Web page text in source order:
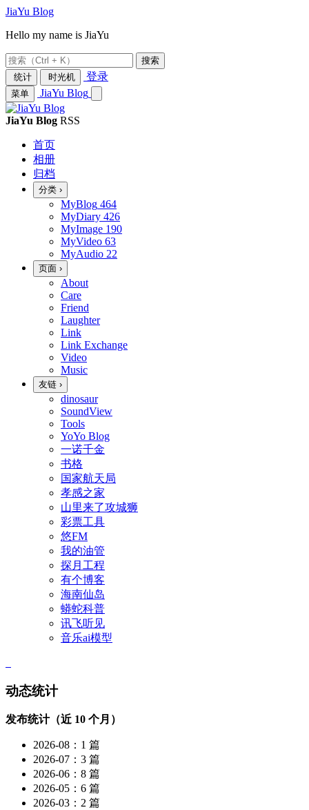
JiaYu Blog
Hello my name is JiaYu
搜索
统计
时光机 登录
菜单 JiaYu Blog
JiaYu Blog RSS
首页
相册
归档
分类 ›
MyBlog 464
MyDiary 426
MyImage 190
MyVideo 63
MyAudio 22
页面 ›
About
Care
Friend
Laughter
Link
Link Exchange
Video
Music
友链 ›
dinosaur
SoundView
Tools
YoYo Blog
一诺千金
书格
国家航天局
孝感之家
山里来了攻城狮
彩票工具
悠FM
我的油管
探月工程
有个博客
海南仙岛
蟒蛇科普
讯飞听见
音乐ai模型
动态统计
发布统计（近 10 个月）
2026-08：1 篇
2026-07：3 篇
2026-06：8 篇
2026-05：6 篇
2026-03：2 篇